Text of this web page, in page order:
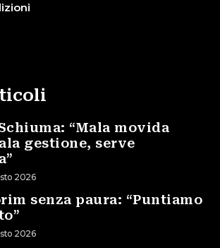
“Mala movida
gestione, serve
2026
senza paura: “Puntiamo
2026